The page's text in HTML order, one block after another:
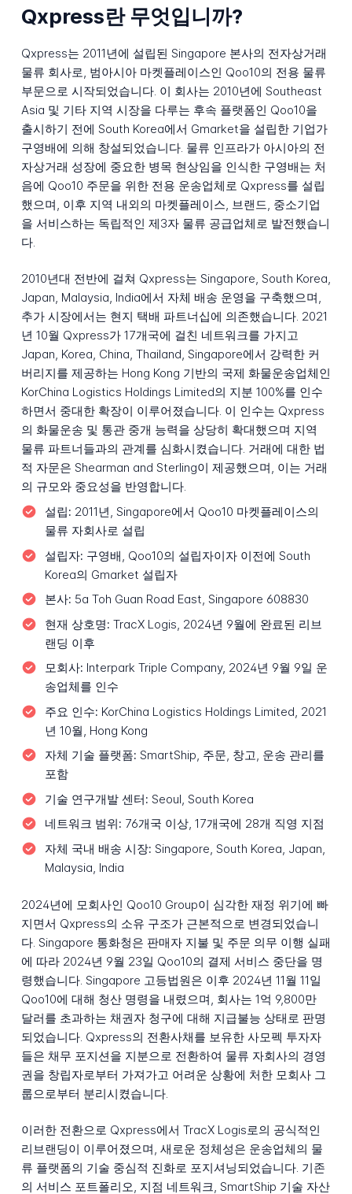
Qxpress란 무엇입니까?
Qxpress는 2011년에 설립된 Singapore 본사의 전자상거래
물류 회사로, 범아시아 마켓플레이스인 Qoo10의 전용 물류
부문으로 시작되었습니다. 이 회사는 2010년에 Southeast
Asia 및 기타 지역 시장을 다루는 후속 플랫폼인 Qoo10을
출시하기 전에 South Korea에서 Gmarket을 설립한 기업가
구영배에 의해 창설되었습니다. 물류 인프라가 아시아의 전
자상거래 성장에 중요한 병목 현상임을 인식한 구영배는 처
음에 Qoo10 주문을 위한 전용 운송업체로 Qxpress를 설립
했으며, 이후 지역 내외의 마켓플레이스, 브랜드, 중소기업
을 서비스하는 독립적인 제3자 물류 공급업체로 발전했습니
다.
2010년대 전반에 걸쳐 Qxpress는 Singapore, South Korea,
Japan, Malaysia, India에서 자체 배송 운영을 구축했으며,
추가 시장에서는 현지 택배 파트너십에 의존했습니다. 2021
년 10월 Qxpress가 17개국에 걸친 네트워크를 가지고
Japan, Korea, China, Thailand, Singapore에서 강력한 커
버리지를 제공하는 Hong Kong 기반의 국제 화물운송업체인
KorChina Logistics Holdings Limited의 지분 100%를 인수
하면서 중대한 확장이 이루어졌습니다. 이 인수는 Qxpress
의 화물운송 및 통관 중개 능력을 상당히 확대했으며 지역
물류 파트너들과의 관계를 심화시켰습니다. 거래에 대한 법
적 자문은 Shearman and Sterling이 제공했으며, 이는 거래
의 규모와 중요성을 반영합니다.
설립: 2011년, Singapore에서 Qoo10 마켓플레이스의
물류 자회사로 설립
설립자: 구영배, Qoo10의 설립자이자 이전에 South
Korea의 Gmarket 설립자
본사: 5a Toh Guan Road East, Singapore 608830
현재 상호명: TracX Logis, 2024년 9월에 완료된 리브
랜딩 이후
모회사: Interpark Triple Company, 2024년 9월 9일 운
송업체를 인수
주요 인수: KorChina Logistics Holdings Limited, 2021
년 10월, Hong Kong
자체 기술 플랫폼: SmartShip, 주문, 창고, 운송 관리를
포함
기술 연구개발 센터: Seoul, South Korea
네트워크 범위: 76개국 이상, 17개국에 28개 직영 지점
자체 국내 배송 시장: Singapore, South Korea, Japan,
Malaysia, India
2024년에 모회사인 Qoo10 Group이 심각한 재정 위기에 빠
지면서 Qxpress의 소유 구조가 근본적으로 변경되었습니
다. Singapore 통화청은 판매자 지불 및 주문 의무 이행 실패
에 따라 2024년 9월 23일 Qoo10의 결제 서비스 중단을 명
령했습니다. Singapore 고등법원은 이후 2024년 11월 11일
Qoo10에 대해 청산 명령을 내렸으며, 회사는 1억 9,800만
달러를 초과하는 채권자 청구에 대해 지급불능 상태로 판명
되었습니다. Qxpress의 전환사채를 보유한 사모펙 투자자
들은 채무 포지션을 지분으로 전환하여 물류 자회사의 경영
권을 창립자로부터 가져가고 어려운 상황에 처한 모회사 그
룹으로부터 분리시켰습니다.
이러한 전환으로 Qxpress에서 TracX Logis로의 공식적인
리브랜딩이 이루어졌으며, 새로운 정체성은 운송업체의 물
류 플랫폼의 기술 중심적 진화로 포지셔닝되었습니다. 기존
의 서비스 포트폴리오, 지점 네트워크, SmartShip 기술 자산